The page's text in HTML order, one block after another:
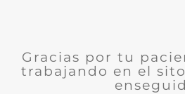
Gracias por tu
trabajando en el